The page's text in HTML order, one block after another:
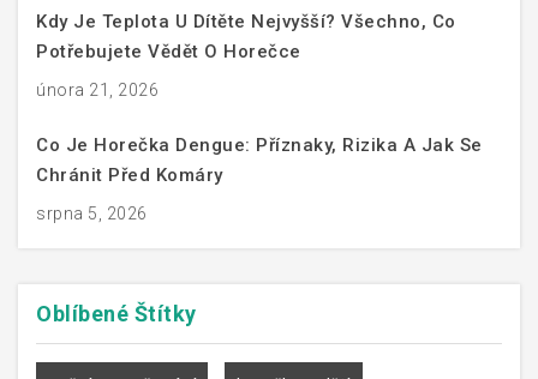
Kdy Je Teplota U Dítěte Nejvyšší? Všechno, Co
Potřebujete Vědět O Horečce
února 21, 2026
Co Je Horečka Dengue: Příznaky, Rizika A Jak Se
Chránit Před Komáry
srpna 5, 2026
Oblíbené Štítky